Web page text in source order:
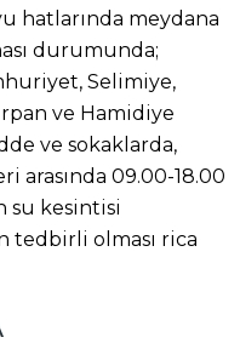
hatlarında meydana
durumunda;
Selimiye,
ve Hamidiye
ve sokaklarda,
arasında 09.00-18.00
su kesintisi
tedbirli olması rica